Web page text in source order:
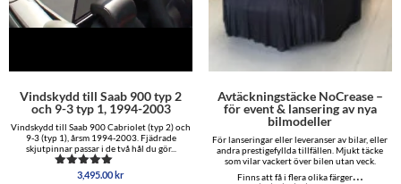
Vindskydd till Saab 900 typ 2
och 9-3 typ 1, 1994-2003
Vindskydd till Saab 900 Cabriolet (typ 2) och
9-3 (typ 1), årsm 1994-2003. Fjädrade
skjutpinnar passar i de två hål du gör...
Betygsatt
3,495.00 kr
Avtäckningstäcke NoCrease –
för event & lansering av nya
bilmodeller
För lanseringar eller leveranser av bilar, eller
andra prestigefyllda tillfällen. Mjukt täcke
som vilar vackert över bilen utan veck.
Finns att få i flera olika färger…